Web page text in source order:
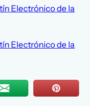
Electrónico de la
Electrónico de la